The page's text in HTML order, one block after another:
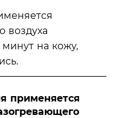
воздуха
на кожу,
применяется